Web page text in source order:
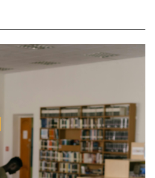
qui met à mal la